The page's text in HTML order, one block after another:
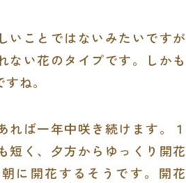
いことではないみたいですが
ない花のタイプです。しかも
ね。
れば一年中咲き続けます。１
短く、夕方からゆっくり開花
に開花するそうです。開花